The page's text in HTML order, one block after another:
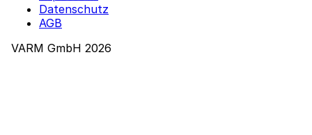
Datenschutz
AGB
VARM GmbH 2026